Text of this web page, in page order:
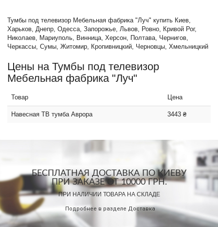
Тумбы под телевизор Мебельная фабрика "Луч" купить Киев,
Харьков, Днепр, Одесса, Запорожье, Львов, Ровно, Кривой Рог,
Николаев, Мариуполь, Винница, Херсон, Полтава, Чернигов,
Черкассы, Сумы, Житомир, Кропивницкий, Черновцы, Хмельницкий
Цены на Тумбы под телевизор
Мебельная фабрика "Луч"
Товар Цена
Навесная ТВ тумба Аврора 3443 ₴
БЕСПЛАТНАЯ ДОСТАВКА ПО КИЕВУ
ПРИ ЗАКАЗЕ ОТ 10000 ГРН.
ПРИ НАЛИЧИИ ТОВАРА НА СКЛАДЕ
Подробнее в разделе Доставка